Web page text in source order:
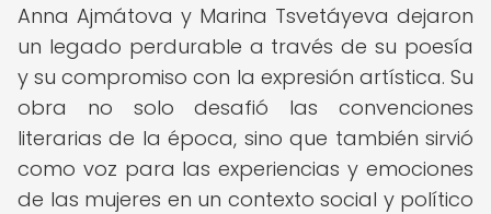
Anna Ajmátova y Marina Tsvetáyeva dejaron
un legado perdurable a través de su poesía
y su compromiso con la expresión artística. Su
obra no solo desafió las convenciones
literarias de la época, sino que también sirvió
como voz para las experiencias y emociones
de las mujeres en un contexto social y político